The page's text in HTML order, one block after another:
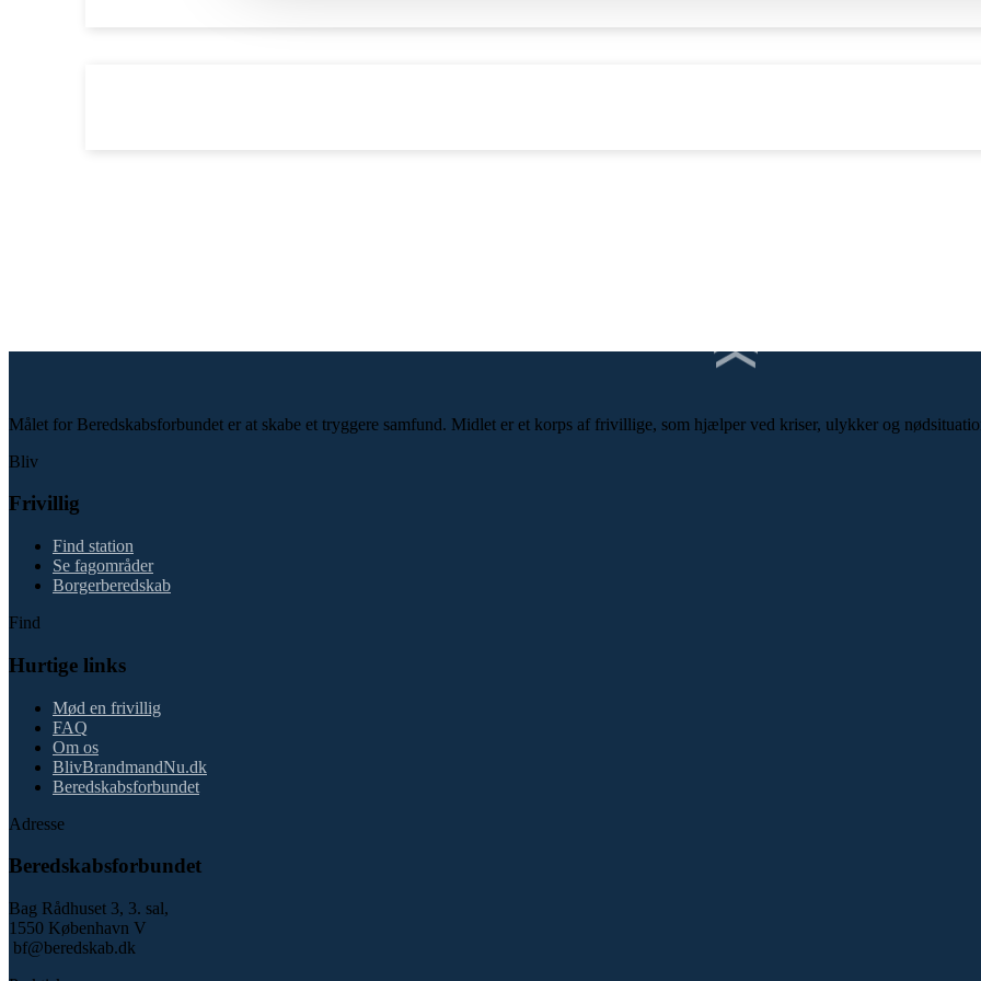
Målet for Beredskabsforbundet er at skabe et tryggere samfund. Midlet er et korps af frivillige, som hjælper ved kriser, ulykker og
Bliv
Frivillig
Find station
Se fagområder
Borgerberedskab
Find
Hurtige links
Mød en frivillig
FAQ
Om os
BlivBrandmandNu.dk
Beredskabsforbundet
Adresse
Beredskabsforbundet
Bag Rådhuset 3, 3. sal,
1550 København V
bf@beredskab.dk